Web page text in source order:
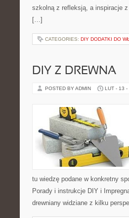
szkolną z refleksją, a inspiracje z
[…]
CATEGORIES: DIY DODATKI DO
DIY Z DREWNA
POSTED BY ADMIN LUT - 13 -
tu wiedzę podane w konkretny
Porady i instrukcje DIY i
drewniany widziane z kilku